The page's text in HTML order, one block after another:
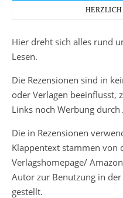
Hier dreht sich alles rund
Lesen.
Die Rezensionen sind in
oder Verlagen beeinflusst,
Links noch Werbung durch
Die in Rezensionen
Klappentext stammen von
Verlagshomepage/
Autor zur Benutzung in
gestellt.